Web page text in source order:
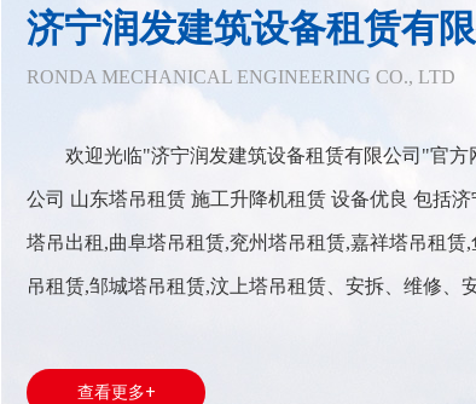
济宁润发建筑设备租赁有
RONDA MECHANICAL ENGINEERING CO., LTD
欢迎光临"济宁润发建筑设备租赁有限公司"官
公司 山东塔吊租赁 施工升降机租赁 设备优良 包括
塔吊出租,曲阜塔吊租赁,兖州塔吊租赁,嘉祥塔吊租
吊租赁,邹城塔吊租赁,汶上塔吊租赁、安拆、维修、
塔吊租赁,嘉祥塔吊租赁,鱼台塔吊租赁,金乡塔吊租赁,
查看更多+